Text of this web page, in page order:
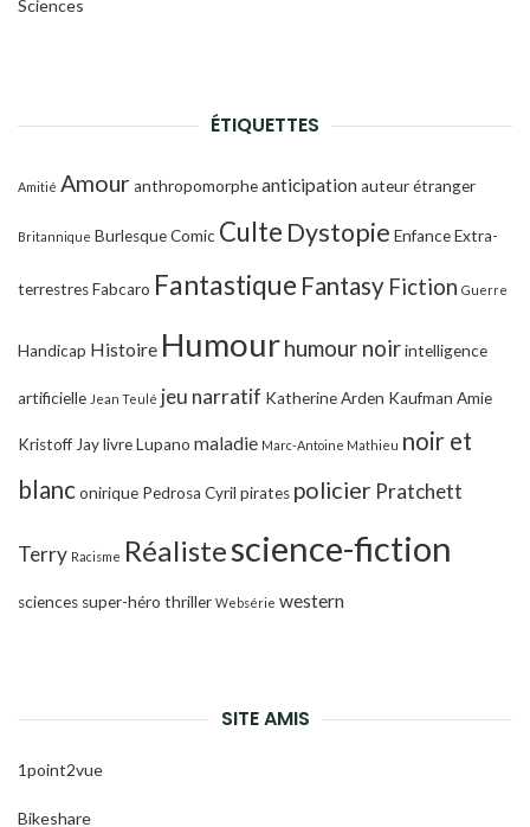
Sciences
ÉTIQUETTES
Amitié Amour anthropomorpheanticipationauteur étranger
Britannique BurlesqueComic Culte Dystopie EnfanceExtra-
terrestresFabcaro Fantastique Fantasy Fiction Guerre
Handicap Histoire Humourhumour noirintelligence
artificielle Jean Teulé jeu narratif Katherine Arden Kaufman Amie
Kristoff JaylivreLupano maladie Marc-Antoine Mathieu noir et
blanconirique Pedrosa Cyril pirates policier Pratchett
Terry Racisme Réalistescience-fiction
sciences super-héro thriller Websérie western
SITE AMIS
1point2vue
Bikeshare